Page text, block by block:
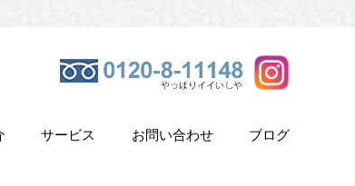
サービス お問い合わせ ブログ